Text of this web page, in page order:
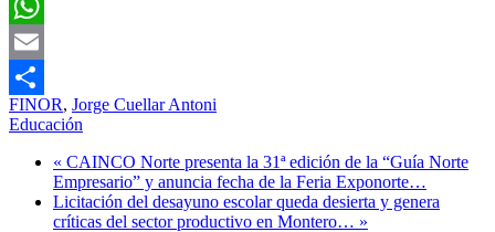
X
WhatsApp
Email
Compartir
FINOR, Jorge Cuellar Antoni
Educación
« CAINCO Norte presenta la 31ª edición de la “Guía Norte
Empresario” y anuncia fecha de la Feria Exponorte…
Licitación del desayuno escolar queda desierta y genera
críticas del sector productivo en Montero… »